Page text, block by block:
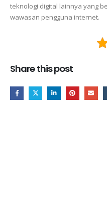
teknologi digital lainnya yang
wawasan pengguna internet.
Share this post